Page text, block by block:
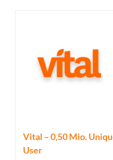
Vital – 0,50 Mio.
User